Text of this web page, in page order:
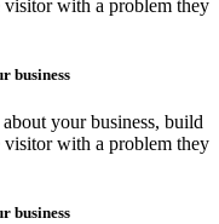
visitor with a problem they
business
your business, build
visitor with a problem they
business